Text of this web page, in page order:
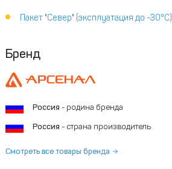
Пакет "Север" (эксплуатация до -30°С)
Бренд
Россия - родина бренда
Россия - страна производитель
Смотреть все товары бренда